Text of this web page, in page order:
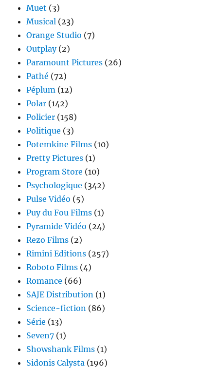
Muet (3)
Musical (23)
Orange Studio (7)
Outplay(2)
Paramount Pictures (26)
Pathé (72)
Péplum (12)
Polar (142)
Policier (158)
Politique (3)
Potemkine Films (10)
Pretty Pictures (1)
Program Store (10)
Psychologique (342)
Pulse Vidéo (5)
Puy du Fou Films (1)
Pyramide Vidéo (24)
Rezo Films (2)
Rimini Editions (257)
Roboto Films (4)
Romance (66)
SAJE Distribution (1)
Science-fiction (86)
Série (13)
Seven7 (1)
Showshank Films (1)
Sidonis Calysta (196)